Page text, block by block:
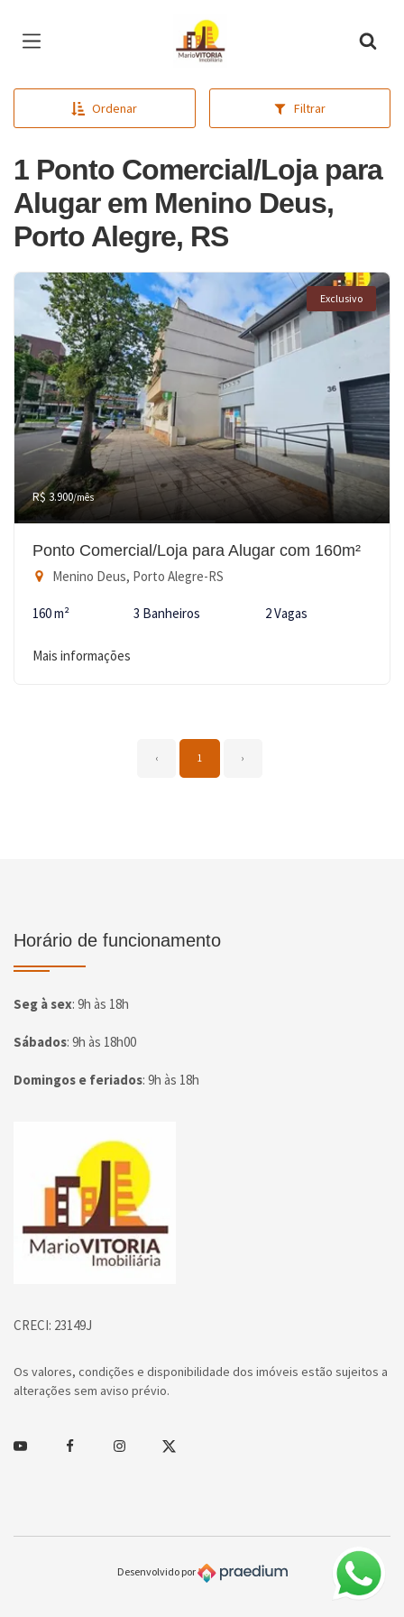
Página inicial
Ordenar Filtrar
1 Ponto Comercial/Loja para
Alugar em Menino Deus,
Porto Alegre, RS
Exclusivo
R$ 3.900/mês
Ponto Comercial/Loja para Alugar com 160m²
Menino Deus, Porto Alegre-RS
160 m² 3 Banheiros 2 Vagas
Mais informações
‹ 1 ›
Horário de funcionamento
Seg à sex: 9h às 18h
Sábados: 9h às 18h00
Domingos e feriados: 9h às 18h
Página inicial
CRECI: 23149J
Os valores, condições e disponibilidade dos imóveis estão sujeitos a
alterações sem aviso prévio.
Youtube FacebookInstagramTwitter
Desenvolvido por